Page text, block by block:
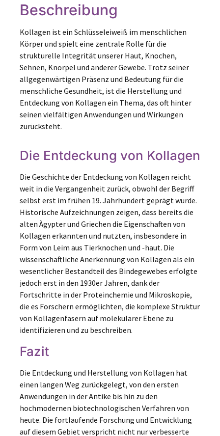
Beschreibung
Kollagen ist ein Schlüsseleiweiß im menschlichen
Körper und spielt eine zentrale Rolle für die
strukturelle Integrität unserer Haut, Knochen,
Sehnen, Knorpel und anderer Gewebe. Trotz seiner
allgegenwärtigen Präsenz und Bedeutung für die
menschliche Gesundheit, ist die Herstellung und
Entdeckung von Kollagen ein Thema, das oft hinter
seinen vielfältigen Anwendungen und Wirkungen
zurücksteht.
Die Entdeckung von Kollagen
Die Geschichte der Entdeckung von Kollagen reicht
weit in die Vergangenheit zurück, obwohl der Begriff
selbst erst im frühen 19. Jahrhundert geprägt wurde.
Historische Aufzeichnungen zeigen, dass bereits die
alten Ägypter und Griechen die Eigenschaften von
Kollagen erkannten und nutzten, insbesondere in
Form von Leim aus Tierknochen und -haut. Die
wissenschaftliche Anerkennung von Kollagen als ein
wesentlicher Bestandteil des Bindegewebes erfolgte
jedoch erst in den 1930er Jahren, dank der
Fortschritte in der Proteinchemie und Mikroskopie,
die es Forschern ermöglichten, die komplexe Struktur
von Kollagenfasern auf molekularer Ebene zu
identifizieren und zu beschreiben.
Fazit
Die Entdeckung und Herstellung von Kollagen hat
einen langen Weg zurückgelegt, von den ersten
Anwendungen in der Antike bis hin zu den
hochmodernen biotechnologischen Verfahren von
heute. Die fortlaufende Forschung und Entwicklung
auf diesem Gebiet verspricht nicht nur verbesserte